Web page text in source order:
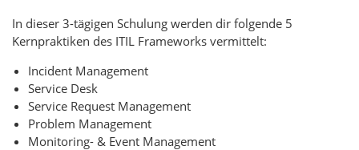
In dieser 3-tägigen Schulung werden dir folgende 5
Kernpraktiken des ITIL Frameworks vermittelt:
Incident Management
Service Desk
Service Request Management
Problem Management
Monitoring- & Event Management